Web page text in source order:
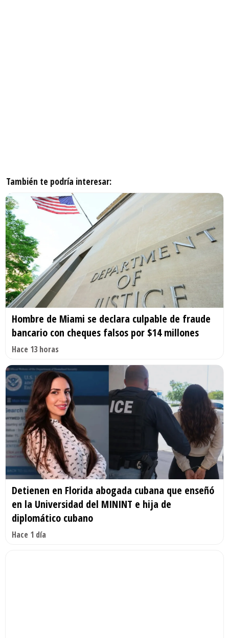
También te podría interesar:
Hombre de Miami se declara culpable de fraude
bancario con cheques falsos por $14 millones
Hace 13 horas
Detienen en Florida abogada cubana que enseñó
en la Universidad del MININT e hija de
diplomático cubano
Hace 1 día